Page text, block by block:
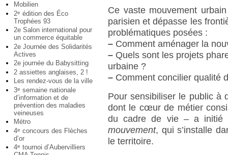
Mobilien
2e édition des Éco
Trophées 93
2e Salon international pour
un commerce équitable
2e Journée des Solidarités
Actives
2e journée du Babysitting
2 assiettes anglaises, 2 !
Les rendez-vous de la ville
3e semaine nationale
d’information et de
prévention des maladies
veineuses
Métro
4e concours des Flèches
d’or
4e tournoi d’Aubervilliers
Ce vaste mouvement
parisien et dépasse les
problématiques posées :
– Comment aménager la
– Quels sont les projets
urbaine ?
– Comment concilier qualité
Pour sensibiliser le public à
dont le cœur de métier
du cadre de vie – a initié
mouvement, qui s’installe
le territoire.